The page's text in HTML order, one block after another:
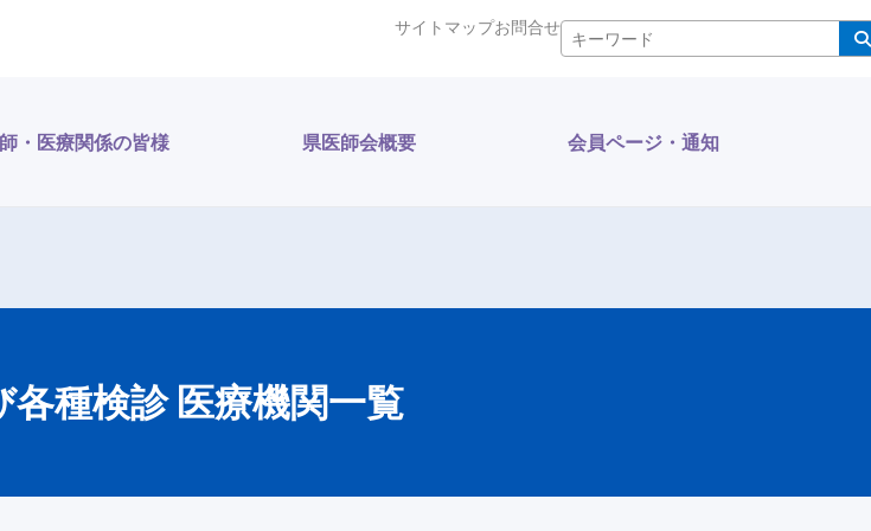
サイトマップお問合せ
検索
・医療関係の皆様 県医師会概要 会員ページ・通知
種検診 医療機関一覧